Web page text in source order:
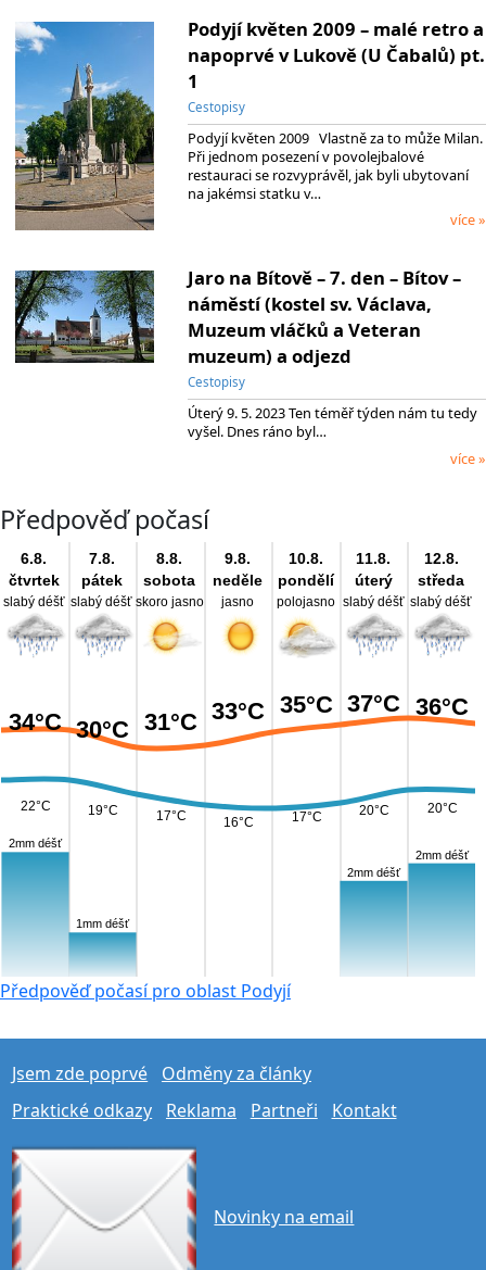
Podyjí květen 2009 – malé retro a
napoprvé v Lukově (U Čabalů) pt.
1
Cestopisy
Podyjí květen 2009 Vlastně za to může Milan.
Při jednom posezení v povolejbalové
restauraci se rozvyprávěl, jak byli ubytovaní
na jakémsi statku v…
více »
Jaro na Bítově – 7. den – Bítov –
náměstí (kostel sv. Václava,
Muzeum vláčků a Veteran
muzeum) a odjezd
Cestopisy
Úterý 9. 5. 2023 Ten téměř týden nám tu tedy
vyšel. Dnes ráno byl…
více »
Předpověď počasí
34°C
22°C
2mm déšť
6.8.
čtvrtek
slabý déšť
30°C
19°C
1mm déšť
7.8.
pátek
slabý déšť
31°C
17°C
8.8.
sobota
skoro jasno
33°C
16°C
9.8.
neděle
jasno
35°C
17°C
10.8.
pondělí
polojasno
37°C
20°C
2mm déšť
11.8.
úterý
slabý déšť
36°C
20°C
2mm déšť
12.8.
středa
slabý déšť
Předpověď počasí pro oblast Podyjí
Jsem zde poprvé
Odměny za články
Praktické odkazy
Reklama Partneři Kontakt
Novinky na email